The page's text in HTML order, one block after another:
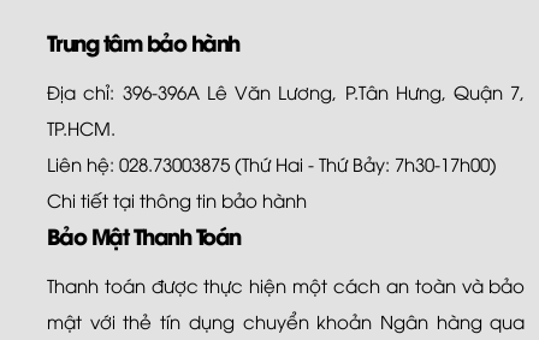
Trung tâm bảo hành
Địa chỉ: 396-396A Lê Văn Lương, P.Tân Hưng, Quận 7,
TP.HCM.
Liên hệ: 028.73003875 (Thứ Hai - Thứ Bảy: 7h30-17h00)
Chi tiết tại thông tin bảo hành
Bảo Mật Thanh Toán
Thanh toán được thực hiện một cách an toàn và bảo
mật với thẻ tín dụng chuyển khoản Ngân hàng qua